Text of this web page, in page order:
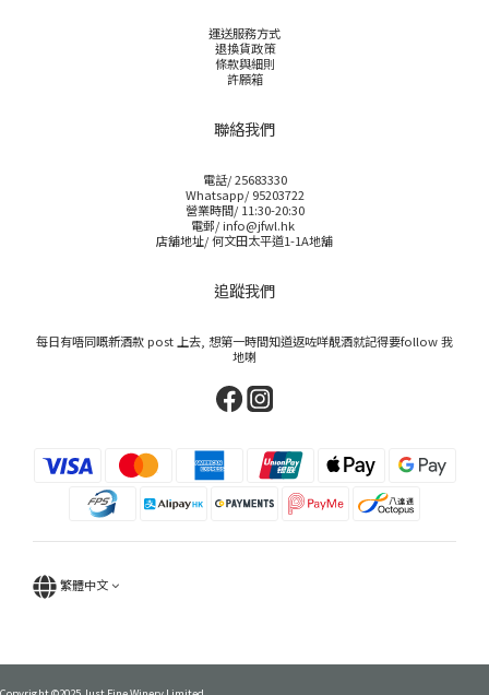
運送服務方式
退換貨政策
條款與細則
許願箱
聯絡我們
電話/ 25683330
Whatsapp/ 95203722
營業時間/ 11:30-20:30
電郵/ info@jfwl.hk
店舖地址/ 何文田太平道1-1A地舖
追蹤我們
每日有唔同嘅新酒款 post 上去, 想第一時間知道返咗咩靚酒就記得要follow 我
地喇
繁體中文